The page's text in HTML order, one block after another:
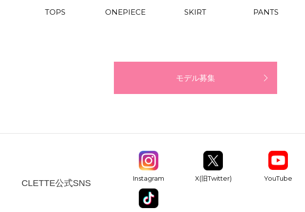
TOPS ONEPIECE SKIRT PANTS
モデル募集
CLETTE公式SNS Instagram X(旧Twitter) YouTube